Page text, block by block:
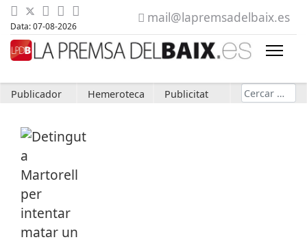
Data: 07-08-2026
mail@lapremsadelbaix.es
Publicador Hemeroteca Publicitat Cerca